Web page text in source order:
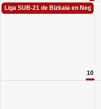
Liga SUB-21 de Bizkaia en Neguri
10